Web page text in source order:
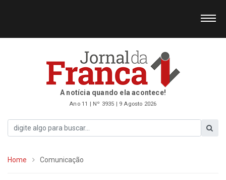
A notícia quando ela acontece!
Ano 11 | Nº 3935 | 9 Agosto 2026
Home Comunicação